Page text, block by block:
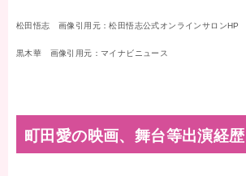
松田悟志 画像引用元：松田悟志公式オンラインサロンHP
黒木華 画像引用元：マイナビニュース
町田愛の映画、舞台等出演経歴